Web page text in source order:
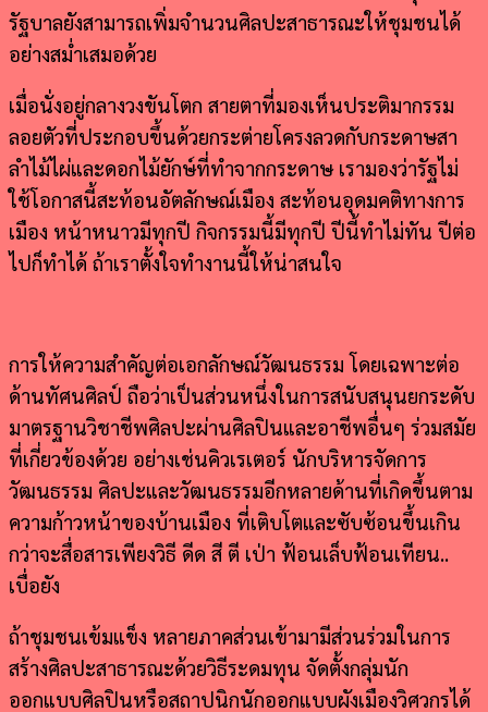
รัฐบาลยังสามารถเพิ่มจำนวนศิลปะสาธารณะให้ชุมชนได้
อย่างสม่ำเสมอด้วย
เมื่อนั่งอยู่กลางวงขันโตก สายตาที่มองเห็นประติมากรรม
ลอยตัวที่ประกอบขึ้นด้วยกระต่ายโครงลวดกับกระดาษสา
ลำไม้ไผ่และดอกไม้ยักษ์ที่ทำจากกระดาษ เรามองว่ารัฐไม่
ใช้โอกาสนี้สะท้อนอัตลักษณ์เมือง สะท้อนอุดมคติทางการ
เมือง หน้าหนาวมีทุกปี กิจกรรมนี้มีทุกปี ปีนี้ทำไม่ทัน ปีต่อ
ไปก็ทำได้ ถ้าเราตั้งใจทำงานนี้ให้น่าสนใจ
การให้ความสำคัญต่อเอกลักษณ์วัฒนธรรม โดยเฉพาะต่อ
ด้านทัศนศิลป์ ถือว่าเป็นส่วนหนึ่งในการสนับสนุนยกระดับ
มาตรฐานวิชาชีพศิลปะผ่านศิลปินและอาชีพอื่นๆ ร่วมสมัย
ที่เกี่ยวข้องด้วย อย่างเช่นคิวเรเตอร์ นักบริหารจัดการ
วัฒนธรรม ศิลปะและวัฒนธรรมอีกหลายด้านที่เกิดขึ้นตาม
ความก้าวหน้าของบ้านเมือง ที่เติบโตและซับซ้อนขึ้นเกิน
กว่าจะสื่อสารเพียงวิธี ดีด สี ตี เป่า ฟ้อนเล็บฟ้อนเทียน..
เบื่อยัง
ถ้าชุมชนเข้มแข็ง หลายภาคส่วนเข้ามามีส่วนร่วมในการ
สร้างศิลปะสาธารณะด้วยวิธีระดมทุน จัดตั้งกลุ่มนัก
ออกแบบศิลปินหรือสถาปนิกนักออกแบบผังเมืองวิศวกรได้